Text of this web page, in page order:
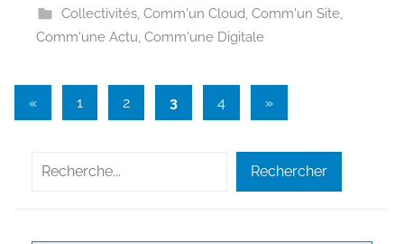
Collectivités, Comm'un Cloud, Comm'un Site,
Comm'une Actu, Comm'une Digitale
Pagination
publications
«Articles
1 2 3 4
Articles
»
Rechercher Rechercher